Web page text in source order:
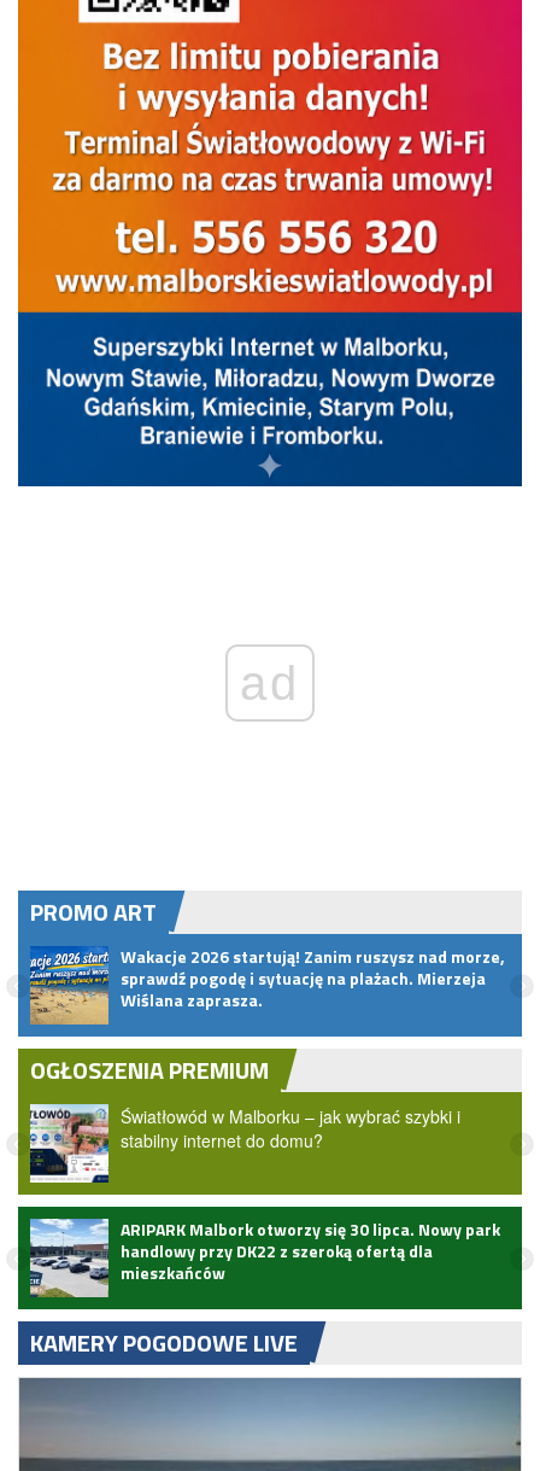
ad
PROMO ART
Wakacje 2026 startują! Zanim ruszysz nad morze,
sprawdź pogodę i sytuację na plażach. Mierzeja
Wiślana zaprasza.
OGŁOSZENIA PREMIUM
Światłowód w Malborku – jak wybrać szybki i
stabilny internet do domu?
ARIPARK Malbork otworzy się 30 lipca. Nowy park
handlowy przy DK22 z szeroką ofertą dla
mieszkańców
KAMERY POGODOWE LIVE